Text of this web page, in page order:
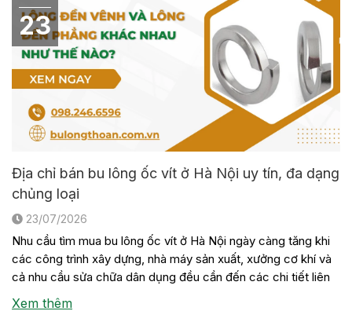
23
Địa chỉ bán bu lông ốc vít ở Hà Nội uy tín, đa dạng
chủng loại
23/07/2026
Nhu cầu tìm mua bu lông ốc vít ở Hà Nội ngày càng tăng khi
các công trình xây dựng, nhà máy sản xuất, xưởng cơ khí và
cả nhu cầu sửa chữa dân dụng đều cần đến các chi tiết liên
kết này. Tuy nhiên, không phải đơn vị nào cũng có sẵn đầy
[…]
Xem thêm